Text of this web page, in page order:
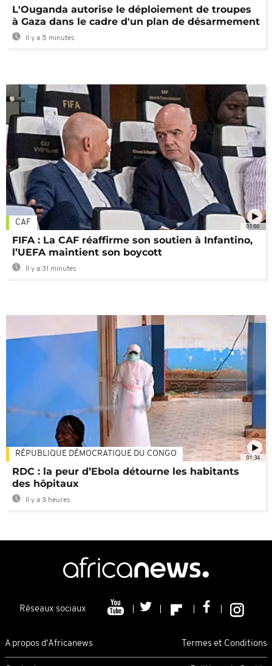
L'Ouganda autorise le déploiement de troupes
à Gaza dans le cadre d'un plan de désarmement
Il y a 5 minutes
01:00
CAF
FIFA : La CAF réaffirme son soutien à Infantino,
l’UEFA maintient son boycott
Il y a 31 minutes
01:34
RÉPUBLIQUE DÉMOCRATIQUE DU CONGO
RDC : la peur d’Ebola détourne les habitants
des hôpitaux
Il y a 3 heures
Réseaux sociaux
A propos d'Africanews Termes et Conditions